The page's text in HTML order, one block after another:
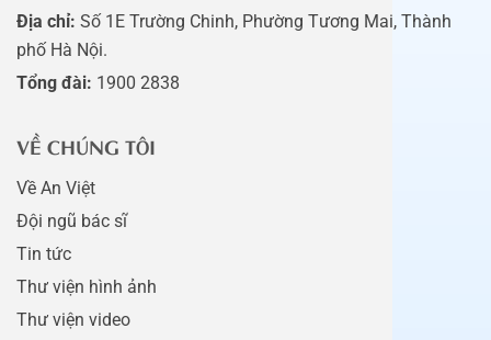
Địa chỉ: Số 1E Trường Chinh, Phường Tương Mai, Thành
phố Hà Nội.
Tổng đài: 1900 2838
VỀ CHÚNG TÔI
Về An Việt
Đội ngũ bác sĩ
Tin tức
Thư viện hình ảnh
Thư viện video